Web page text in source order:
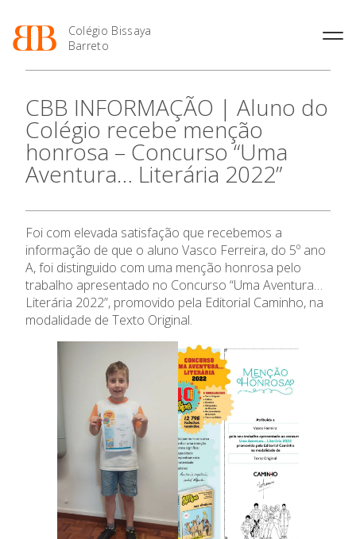
Colégio Bissaya
Barreto
O Colégio
Projeto Educativo
Organização
Colaboradores Docentes
Colaboradores Não
Ofertas de emprego
Regulamentos
Jornal “O Coreto”
Privacidade
Oferta Formativa
Enriquecimento Curricular
Oferta Curricular
Atividades Extracurriculares
Serviços
Letiva
Academia de LínguasEnsino Profissional
Profissionais
Matrículas
Horários e Manuais
Curso de Técnico de
Curso de Técnico/a de Apoio
à Família e à Comunidade
Ofertas de Emprego
Ano Letivo
2027
Calendários
Portal do Professor
Portal do Aluno/Encarregado
SIGE
Secretariado de Exames
Admissão
Informações
APEE
Notícias
CBB INFORMAÇÃO | Aluno do
Colégio recebe menção
honrosa – Concurso “Uma
Aventura… Literária 2022”
Foi com elevada satisfação que recebemos a
informação de que o aluno Vasco Ferreira, do 5º ano
A, foi distinguido com uma menção honrosa pelo
trabalho apresentado no Concurso “Uma Aventura…
Literária 2022”, promovido pela Editorial Caminho, na
modalidade de Texto Original.